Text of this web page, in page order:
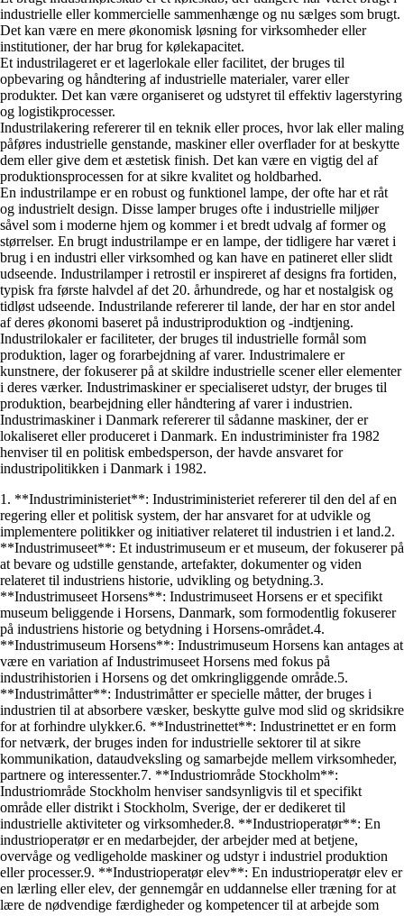
industrielle eller kommercielle sammenhænge og nu sælges som brugt.
Det kan være en mere økonomisk løsning for virksomheder eller
institutioner, der har brug for kølekapacitet.
Et industrilageret er et lagerlokale eller facilitet, der bruges til
opbevaring og håndtering af industrielle materialer, varer eller
produkter. Det kan være organiseret og udstyret til effektiv lagerstyring
og logistikprocesser.
Industrilakering refererer til en teknik eller proces, hvor lak eller maling
påføres industrielle genstande, maskiner eller overflader for at beskytte
dem eller give dem et æstetisk finish. Det kan være en vigtig del af
produktionsprocessen for at sikre kvalitet og holdbarhed.
En industrilampe er en robust og funktionel lampe, der ofte har et råt
og industrielt design. Disse lamper bruges ofte i industrielle miljøer
såvel som i moderne hjem og kommer i et bredt udvalg af former og
størrelser. En brugt industrilampe er en lampe, der tidligere har været i
brug i en industri eller virksomhed og kan have en patineret eller slidt
udseende. Industrilamper i retrostil er inspireret af designs fra fortiden,
typisk fra første halvdel af det 20. århundrede, og har et nostalgisk og
tidløst udseende. Industrilande refererer til lande, der har en stor andel
af deres økonomi baseret på industriproduktion og -indtjening.
Industrilokaler er faciliteter, der bruges til industrielle formål som
produktion, lager og forarbejdning af varer. Industrimalere er
kunstnere, der fokuserer på at skildre industrielle scener eller elementer
i deres værker. Industrimaskiner er specialiseret udstyr, der bruges til
produktion, bearbejdning eller håndtering af varer i industrien.
Industrimaskiner i Danmark refererer til sådanne maskiner, der er
lokaliseret eller produceret i Danmark. En industriminister fra 1982
henviser til en politisk embedsperson, der havde ansvaret for
industripolitikken i Danmark i 1982.
1. **Industriministeriet**: Industriministeriet refererer til den del af en
regering eller et politisk system, der har ansvaret for at udvikle og
implementere politikker og initiativer relateret til industrien i et land.2.
**Industrimuseet**: Et industrimuseum er et museum, der fokuserer på
at bevare og udstille genstande, artefakter, dokumenter og viden
relateret til industriens historie, udvikling og betydning.3.
**Industrimuseet Horsens**: Industrimuseet Horsens er et specifikt
museum beliggende i Horsens, Danmark, som formodentlig fokuserer
på industriens historie og betydning i Horsens-området.4.
**Industrimuseum Horsens**: Industrimuseum Horsens kan antages at
være en variation af Industrimuseet Horsens med fokus på
industrihistorien i Horsens og det omkringliggende område.5.
**Industrimåtter**: Industrimåtter er specielle måtter, der bruges i
industrien til at absorbere væsker, beskytte gulve mod slid og skridsikre
for at forhindre ulykker.6. **Industrinettet**: Industrinettet er en form
for netværk, der bruges inden for industrielle sektorer til at sikre
kommunikation, dataudveksling og samarbejde mellem virksomheder,
partnere og interessenter.7. **Industriområde Stockholm**:
Industriområde Stockholm henviser sandsynligvis til et specifikt
område eller distrikt i Stockholm, Sverige, der er dedikeret til
industrielle aktiviteter og virksomheder.8. **Industrioperatør**: En
industrioperatør er en medarbejder, der arbejder med at betjene,
overvåge og vedligeholde maskiner og udstyr i industriel produktion
eller processer.9. **Industrioperatør elev**: En industrioperatør elev er
en lærling eller elev, der gennemgår en uddannelse eller træning for at
lære de nødvendige færdigheder og kompetencer til at arbejde som